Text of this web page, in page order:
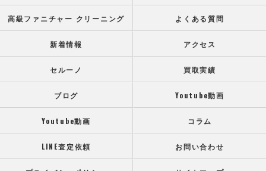
高級ファニチャー クリーニング よくある質問
新着情報 アクセス
セルーノ 買取実績
ブログ Youtube動画
Youtube動画 コラム
LINE査定依頼 お問い合わせ